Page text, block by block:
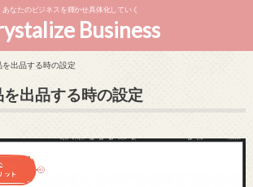
あなたのビジネスを輝かせ具体化していく
Business
を出品する時の設定
出品する時の設定